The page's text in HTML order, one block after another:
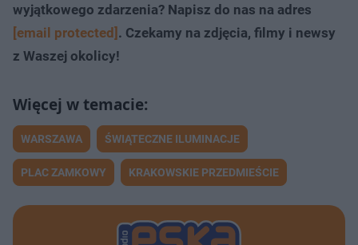
wyjątkowego zdarzenia? Napisz do nas na adres
[email protected] . Czekamy na zdjęcia, filmy i newsy
z Waszej okolicy!
WARSZAWA ŚWIĄTECZNE ILUMINACJE
PLAC ZAMKOWY KRAKOWSKIE PRZEDMIEŚCIE